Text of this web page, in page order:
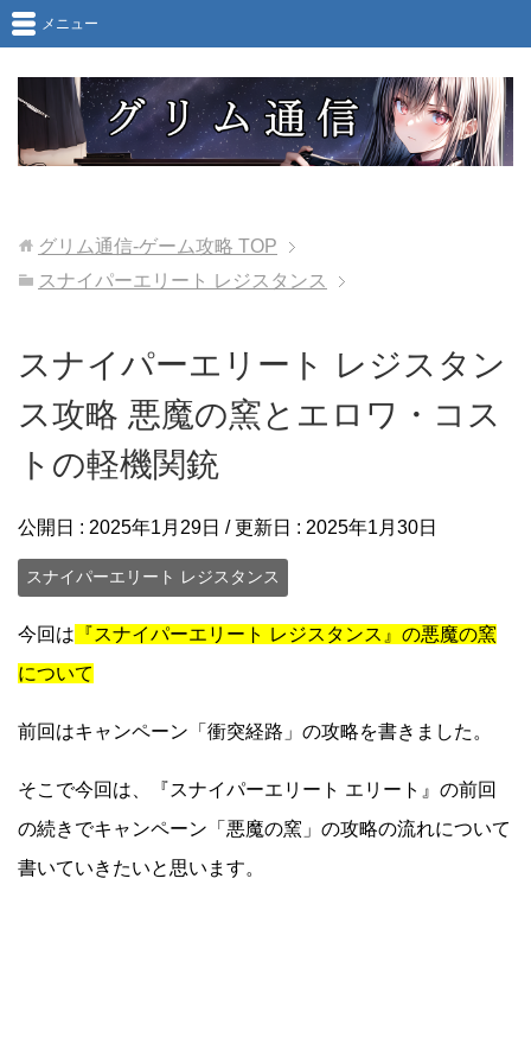
メニュー
グリム通信-ゲーム攻略 TOP
スナイパーエリート レジスタンス
スナイパーエリート レジスタン
ス攻略 悪魔の窯とエロワ・コス
トの軽機関銃
公開日 : 2025年1月29日 / 更新日 : 2025年1月30日
スナイパーエリート レジスタンス
今回は 『スナイパーエリート レジスタンス』の悪魔の窯
について
前回はキャンペーン「衝突経路」の攻略を書きました。
そこで今回は、『スナイパーエリート エリート』の前回
の続きでキャンペーン「悪魔の窯」の攻略の流れについて
書いていきたいと思います。